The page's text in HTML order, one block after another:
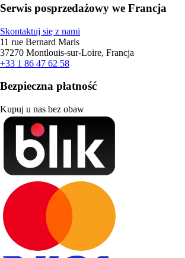
Serwis posprzedażowy we Francja
Skontaktuj się z nami
11 rue Bernard Maris
37270 Montlouis-sur-Loire, Francja
+33 1 86 47 62 58
Bezpieczna płatność
Kupuj u nas bez obaw